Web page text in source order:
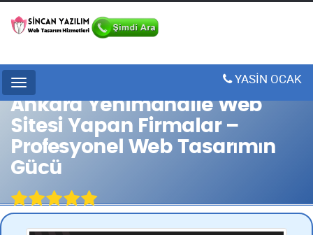
Menu YASİN OCAK
Ankara Yenimahalle Web
Sitesi Yapan Firmalar –
Profesyonel Web Tasarımın
Gücü